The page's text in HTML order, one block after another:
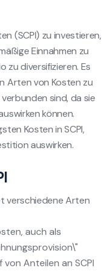
(SCPI) zu investieren,
Einnahmen zu
zu diversifizieren. Es
Arten von Kosten zu
sind, da sie
können.
Kosten in SCPI,
auswirken.
verschiedene Arten
auch als
Anteilen an SCPI